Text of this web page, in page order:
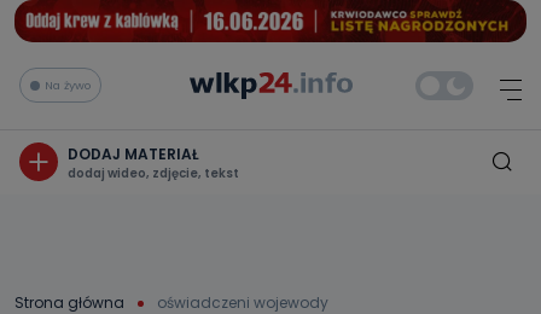
Na żywo
DODAJ MATERIAŁ
dodaj wideo, zdjęcie, tekst
Strona główna oświadczeni wojewody